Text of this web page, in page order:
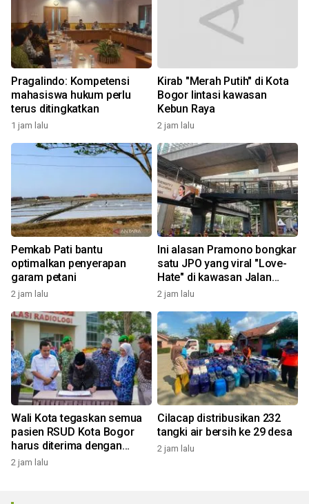
Pragalindo: Kompetensi
mahasiswa hukum perlu
terus ditingkatkan
1 jam lalu
Kirab "Merah Putih" di Kota
Bogor lintasi kawasan
Kebun Raya
2 jam lalu
Pemkab Pati bantu
optimalkan penyerapan
garam petani
2 jam lalu
Ini alasan Pramono bongkar
satu JPO yang viral "Love-
Hate" di kawasan Jalan
Rasuna Said
2 jam lalu
Wali Kota tegaskan semua
pasien RSUD Kota Bogor
harus diterima dengan
profesional
2 jam lalu
Cilacap distribusikan 232
tangki air bersih ke 29 desa
2 jam lalu